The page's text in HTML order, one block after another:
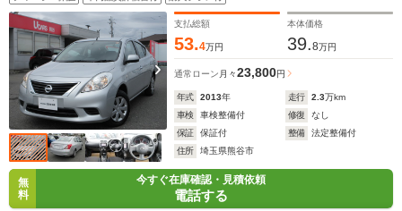
支払総額
53.4万円
本体価格
39.8万円
通常ローン 月々23,800円
年式 2013年 走行 2.3万km
車検
車検整備付 修復
なし
保証
保証付 整備
法定整備付
住所
埼玉県熊谷市
無
料
今すぐ在庫確認・見積依頼
電話する